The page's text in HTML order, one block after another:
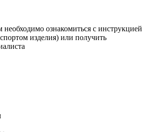
ознакомиться с инструкцией
изделия) или получить